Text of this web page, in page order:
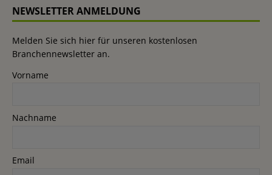
NEWSLETTER ANMELDUNG
Melden Sie sich hier für unseren kostenlosen
Branchennewsletter an.
Vorname
Nachname
Email